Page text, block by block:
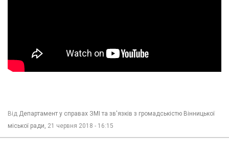
Від Департамент у справах ЗМІ та зв'язків з громадськістю Вінницької
міської ради, 21 червня 2018 - 16:15